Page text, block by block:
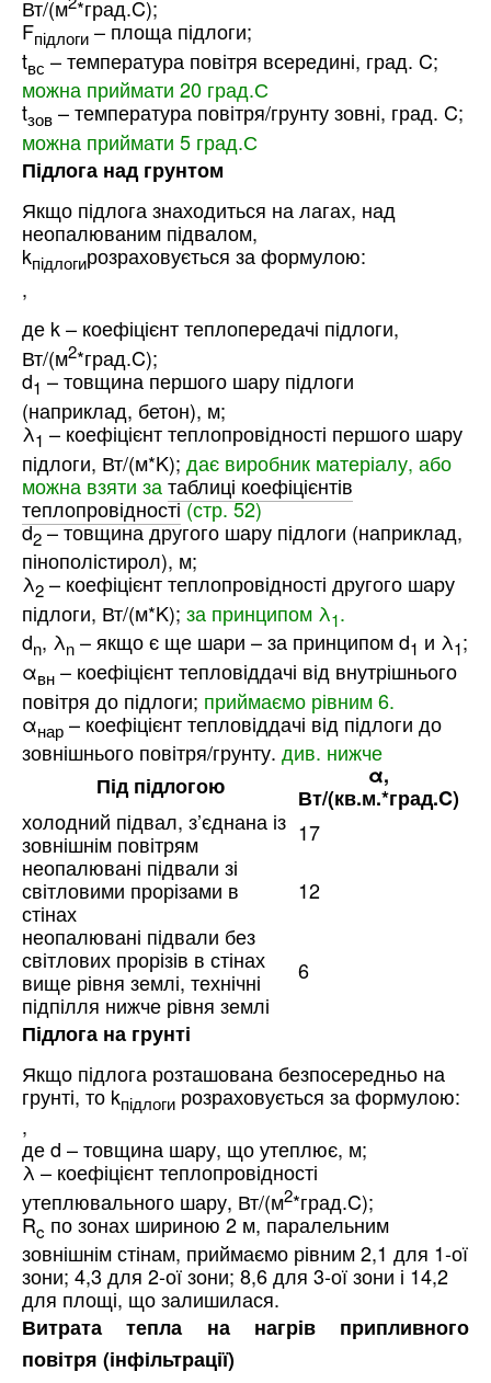
Вт/(м *град.C);
Fпідлоги– площа підлоги;
tвс – температура повітря всередині, град. C;
можна приймати 20 град.С
tзов – температура повітря/грунту зовні, град. C;
можна приймати 5 град.С
Підлога над грунтом
Якщо підлога знаходиться на лагах, над
неопалюваним підвалом,
kпідлогирозраховується за формулою:
,
де k – коефіцієнт теплопередачі підлоги,
Вт/(м2*град.C);
d1 – товщина першого шару підлоги
(наприклад, бетон), м;
λ1 – коефіцієнт теплопровідності першого шару
підлоги, Вт/(м*K); дає виробник матеріалу, або
можна взяти затаблиці коефіцієнтів
теплопровідності(стр. 52)
d2– товщина другого шару підлоги (наприклад,
пінополістирол), м;
λ2 – коефіцієнт теплопровідності другого шару
підлоги, Вт/(м*K); за принципом λ1.
dn, λn – якщо є ще шари – за принципом d1 и λ1;
αвн – коефіцієнт тепловіддачі від внутрішнього
повітря до підлоги; приймаємо рівним 6.
αнар – коефіцієнт тепловіддачі від підлоги до
зовнішнього повітря/грунту. див. нижче
Під підлогою
α,
Вт/(кв.м.*град.C)
холодний підвал, з’єднана із
зовнішнім повітрям
17
неопалювані підвали зі
світловими прорізами в
стінах
12
неопалювані підвали без
світлових прорізів в стінах
вище рівня землі, технічні
підпілля нижче рівня землі
6
Підлога на грунті
Якщо підлога розташована безпосередньо на
грунті, то kпідлоги розраховується за формулою:
,
де d – товщина шару, що утеплює, м;
λ – коефіцієнт теплопровідності
утеплювального шару, Вт/(м2*град.C);
Rc по зонах шириною 2 м, паралельним
зовнішнім стінам, приймаємо рівним 2,1 для 1-ої
зони; 4,3 для 2-ої зони; 8,6 для 3-ої зони і 14,2
для площі, що залишилася.
Витрата тепла на нагрів припливного
повітря (інфільтрації)